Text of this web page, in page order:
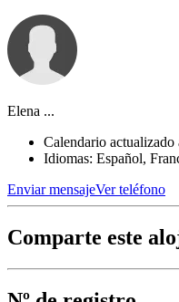
Elena ...
Calendario actualizado
Idiomas: Español,
Enviar mensajeVer teléfono
Comparte este